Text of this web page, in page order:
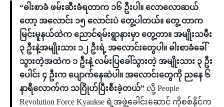
“ဓါးစာခံ ဖမ်းဆီးခံရတာက ၁၆ ဦးပါ။ လောလောဆယ်
တော့ အလောင်း ၁၅ လောင်းပဲ တွေ့ပါတယ်။ တွေ့ တာက
မြင်းမူနယ်ထဲက ညောင်ရမ်းရွာနားမှာ တွေ့တာ။ အမျိုးသမီး
၃ ဦးနဲ့အမျိုးသား ၁၂ ဦးရဲ့ အလောင်းတွေပါ။ ဓါးစာခံခေါ်
သွားတဲ့အထဲက ၁ ဦးနဲ့ လမ်းပြခေါ်သွားတဲ့ အမျိုးသား ၃ ဦး
ပေါင်း ၄ ဦးက ပျောက်နေဆဲပါ။ အလောင်းတွေကို ညနေ ၆
နာရီလောက်က သဂြိုဟ်ပြီးစီးခဲ့တယ်” လို့ People
Revolution Force Kyaukse ရဲ့အဖွဲ့ခေါင်းဆောင် ကိုစစ်နိုင်က